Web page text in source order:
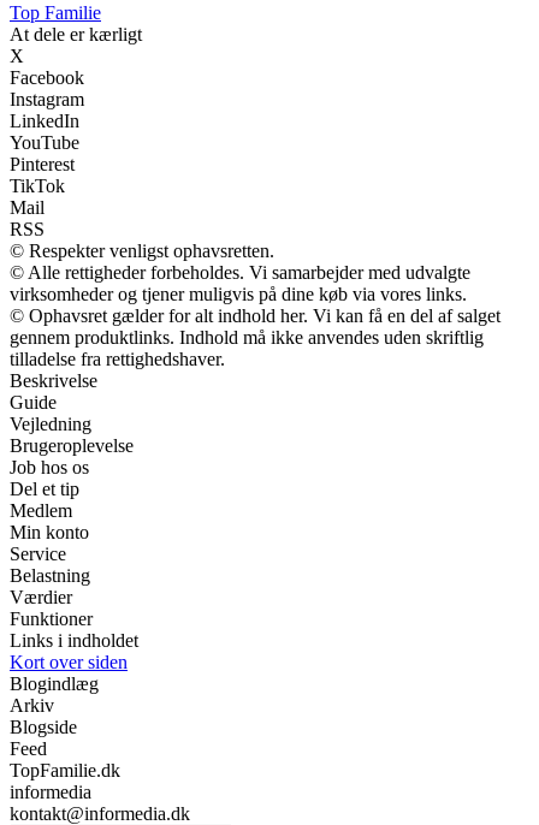
Top Familie
At dele er kærligt
X
Facebook
Instagram
LinkedIn
YouTube
Pinterest
TikTok
Mail
RSS
© Respekter venligst ophavsretten.
© Alle rettigheder forbeholdes. Vi samarbejder med udvalgte
virksomheder og tjener muligvis på dine køb via vores links.
© Ophavsret gælder for alt indhold her. Vi kan få en del af salget
gennem produktlinks. Indhold må ikke anvendes uden skriftlig
tilladelse fra rettighedshaver.
Beskrivelse
Guide
Vejledning
Brugeroplevelse
Job hos os
Del et tip
Medlem
Min konto
Service
Belastning
Værdier
Funktioner
Links i indholdet
Kort over siden
Blogindlæg
Arkiv
Blogside
Feed
TopFamilie.dk
informedia
kontakt@informedia.dk